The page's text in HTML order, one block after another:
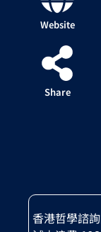
Website
Share
香港哲學諮